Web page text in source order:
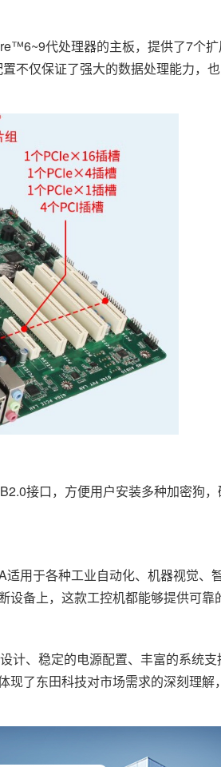
代处理器的主板，提供了7个扩
不仅保证了强大的数据处理能力，
接口，方便用户安装多种加密狗，
于各种工业自动化、机器视觉、智
备上，这款工控机都能够提供可靠
计、稳定的电源配置、丰富的系统
了东田科技对市场需求的深刻理解